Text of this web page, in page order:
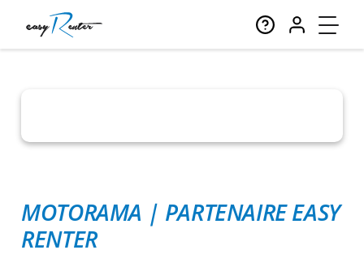
MOTORAMA | PARTENAIRE EASY
RENTER